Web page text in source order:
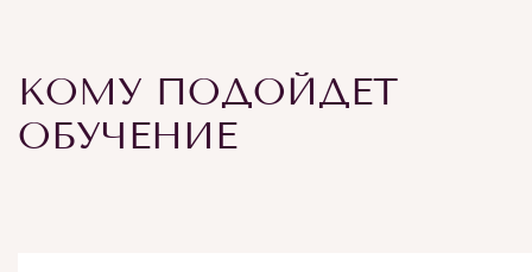
КОМУ ПОДОЙДЕТ
ОБУЧЕНИЕ